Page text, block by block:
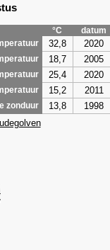
°C
datum
32,8 2020
18,7 2005
25,4 2020
15,2 2011
zonduur 13,8
1998